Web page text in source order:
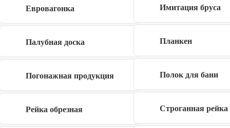
Евровагонка Имитация бруса
Палубная доска Планкен
Погонажная продукция Полок для бани
Рейка обрезная Строганная рейка
×
Заполните форму
Я даю согласие на обработку своих
персональных данных в рамкахполитики
конфиденциальности